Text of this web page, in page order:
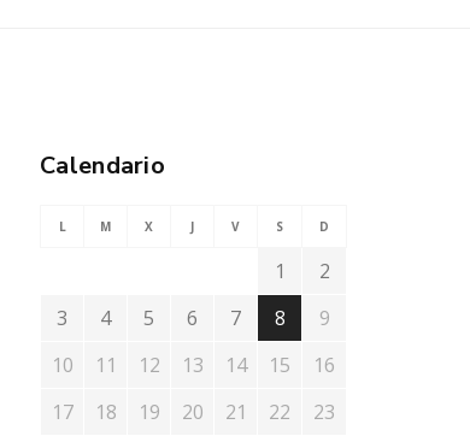
Calendario
L M X J V S D
1
2
3
4 5 6 7 8
9
10
11 12 13 14 15
16
17
18 19 20 21 22
23